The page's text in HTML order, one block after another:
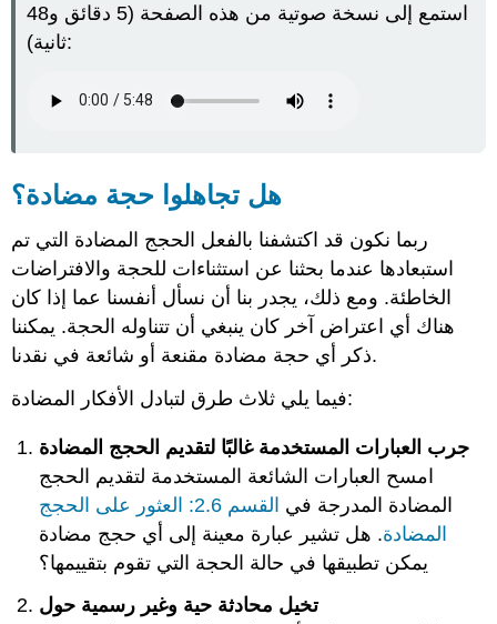
حجة
مضادة؟
وصف
الحجة
ودقيق؟
هل
الرد
مقنع؟
عبارات
لتقييم
التعامل
مع
الحجج
المضادة
على
التعامل
مع
الحجج
المضادة
نقد
التعامل
مع
استمع إلى نسخة صوتية من هذه الصفحة (5 دقائق و48
ثانية):
هل تجاهلوا حجة مضادة؟
ربما نكون قد اكتشفنا بالفعل الحجج المضادة التي تم
استبعادها عندما بحثنا عن استثناءات للحجة والافتراضات
الخاطئة. ومع ذلك، يجدر بنا أن نسأل أنفسنا عما إذا كان
هناك أي اعتراض آخر كان ينبغي أن تتناوله الحجة. يمكننا
ذكر أي حجة مضادة مقنعة أو شائعة في نقدنا.
فيما يلي ثلاث طرق لتبادل الأفكار المضادة:
جرب العبارات المستخدمة غالبًا لتقديم الحجج المضادة
امسح العبارات الشائعة المستخدمة لتقديم الحجج
المضادة المدرجة في
القسم 2.6: العثور على الحجج
المضادة. هل تشير عبارة معينة إلى أي حجج مضادة
يمكن تطبيقها في حالة الحجة التي تقوم بتقييمها؟
تخيل محادثة حية وغير رسمية حول